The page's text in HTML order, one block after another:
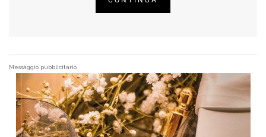
Messaggio pubblicitario